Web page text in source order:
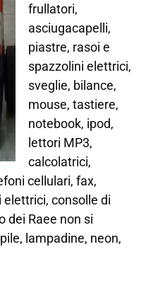
frullatori,
asciugacapelli,
piastre, rasoi e
spazzolini elettrici,
sveglie, bilance,
mouse, tastiere,
notebook, ipod,
lettori MP3,
calcolatrici,
cellulari, fax,
consolle di
dei Raee non si
lampadine, neon,